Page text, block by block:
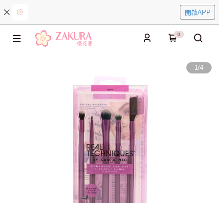
開啟APP
0
1/4